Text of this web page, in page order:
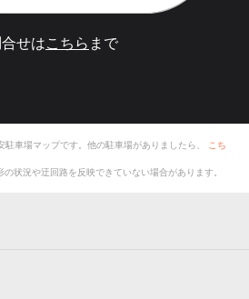
せはこちら まで
駐車場マップです。他の駐車場がありましたら、 こち
状況や迂回路を反映できていない場合があります。